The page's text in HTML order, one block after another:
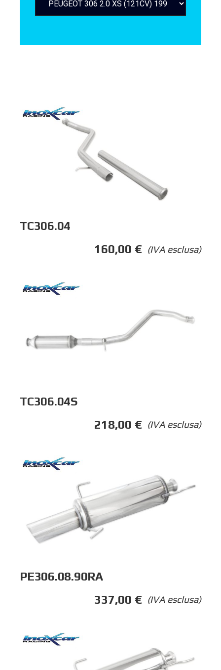
TC306.04
(IVA esclusa)
160,00 €
TC306.04S
(IVA esclusa)
218,00 €
PE306.08.90RA
(IVA esclusa)
337,00 €